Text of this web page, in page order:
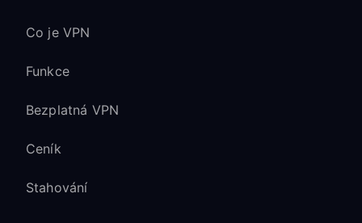
Co je VPN
Funkce
Bezplatná VPN
Ceník
Stahování